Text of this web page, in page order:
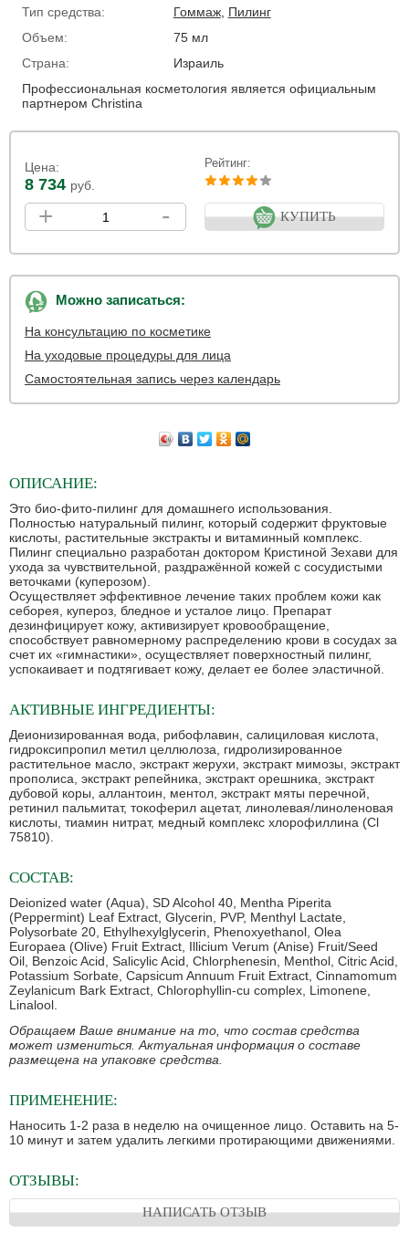
Тип средства:
Гоммаж, Пилинг
Объем:
75 мл
Страна:
Израиль
Профессиональная косметология является официальным
партнером Christina
Цена:
8 734 руб.
Рейтинг:
+ - КУПИТЬ
Можно записаться:
На консультацию по косметике
На уходовые процедуры для лица
Самостоятельная запись через календарь
ОПИСАНИЕ:
Это био-фито-пилинг для домашнего использования.
Полностью натуральный пилинг, который содержит фруктовые
кислоты, растительные экстракты и витаминный комплекс.
Пилинг специально разработан доктором Кристиной Зехави для
ухода за чувствительной, раздражённой кожей с сосудистыми
веточками (куперозом).
Осуществляет эффективное лечение таких проблем кожи как
себорея, купероз, бледное и усталое лицо. Препарат
дезинфицирует кожу, активизирует кровообращение,
способствует равномерному распределению крови в сосудах за
счет их «гимнастики», осуществляет поверхностный пилинг,
успокаивает и подтягивает кожу, делает ее более эластичной.
АКТИВНЫЕ ИНГРЕДИЕНТЫ:
Деионизированная вода, рибофлавин, салициловая кислота,
гидроксипропил метил целлюлоза, гидролизированное
растительное масло, экстракт жерухи, экстракт мимозы, экстракт
прополиса, экстракт репейника, экстракт орешника, экстракт
дубовой коры, аллантоин, ментол, экстракт мяты перечной,
ретинил пальмитат, токоферил ацетат, линолевая/линоленовая
кислоты, тиамин нитрат, медный комплекс хлорофиллина (Cl
75810).
СОСТАВ:
Deionized water (Aqua), SD Alcohol 40, Mentha Piperita
(Peppermint) Leaf Extract, Glycerin, PVP, Menthyl Lactate,
Polysorbate 20, Ethylhexylglycerin, Phenoxyethanol, Olea
Europaea (Olive) Fruit Extract, Illicium Verum (Anise) Fruit/Seed
Oil, Benzoic Acid, Salicylic Acid, Chlorphenesin, Menthol, Citric Acid,
Potassium Sorbate, Capsicum Annuum Fruit Extract, Cinnamomum
Zeylanicum Bark Extract, Chlorophyllin-cu complex, Limonene,
Linalool.
Обращаем Ваше внимание на то, что состав средства
может измениться. Актуальная информация о составе
размещена на упаковке средства.
ПРИМЕНЕНИЕ:
Наносить 1-2 раза в неделю на очищенное лицо. Оставить на 5-
10 минут и затем удалить легкими протирающими движениями.
ОТЗЫВЫ:
НАПИСАТЬ ОТЗЫВ